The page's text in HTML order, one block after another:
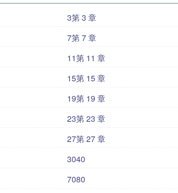
3第 3 章
7第 7 章
11第 11 章
15第 15 章
19第 19 章
23第 23 章
27第 27 章
3040
7080